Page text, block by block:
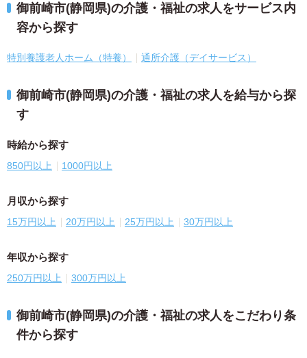
御前崎市(静岡県)の介護・福祉の求人をサービス内
容から探す
特別養護老人ホーム（特養） 通所介護（デイサービス）
御前崎市(静岡県)の介護・福祉の求人を給与から探
す
時給から探す
850円以上 1000円以上
月収から探す
15万円以上 20万円以上 25万円以上 30万円以上
年収から探す
250万円以上 300万円以上
御前崎市(静岡県)の介護・福祉の求人をこだわり条
件から探す